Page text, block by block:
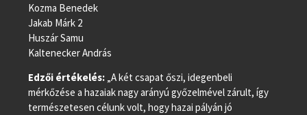
Kozma Benedek
Jakab Márk 2
Huszár Samu
Kaltenecker András
Edzői értékelés:„A két csapat őszi, idegenbeli
mérkőzése a hazaiak nagy arányú győzelmével zárult, így
természetesen célunk volt, hogy hazai pályán jó